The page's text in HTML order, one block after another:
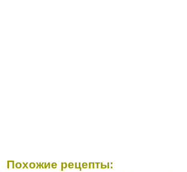
Похожие рецепты: